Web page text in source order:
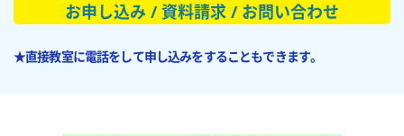
お申し込み / 資料請求 / お問い合わせ
★直接教室に電話をして申し込みをすることもできます。